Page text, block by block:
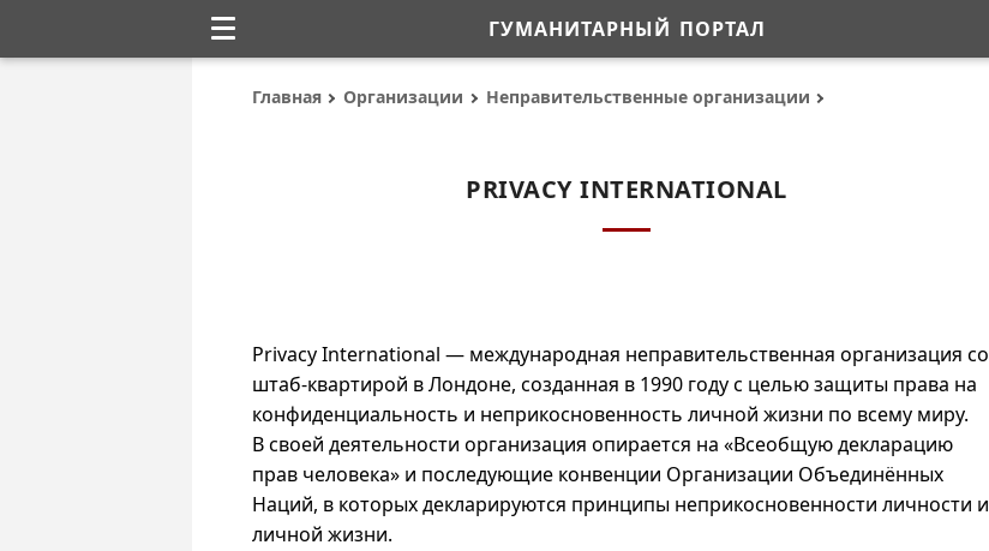
ГУМАНИТАРНЫЙ ПОРТАЛ
Главная Организации Неправительственные организации
PRIVACY INTERNATIONAL
Privacy International — международная неправительственная организация со
штаб-квартирой в Лондоне, созданная в 1990 году с целью защиты права на
конфиденциальность и неприкосновенность личной жизни по всему миру.
В своей деятельности организация опирается на «Всеобщую декларацию
прав человека» и последующие конвенции Организации Объединённых
Наций, в которых декларируются принципы неприкосновенности личности и
личной жизни.